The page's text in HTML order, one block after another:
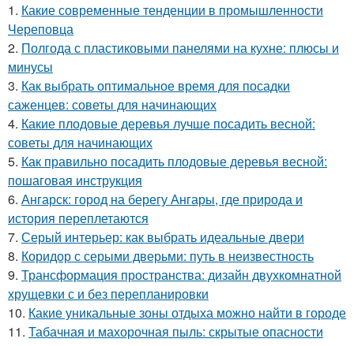
1. Какие современные тенденции в промышленности
Череповца
2. Полгода с пластиковыми панелями на кухне: плюсы и
минусы
3. Как выбрать оптимальное время для посадки
саженцев: советы для начинающих
4. Какие плодовые деревья лучше посадить весной:
советы для начинающих
5. Как правильно посадить плодовые деревья весной:
пошаговая инструкция
6. Ангарск: город на берегу Ангары, где природа и
история переплетаются
7. Серый интерьер: как выбрать идеальные двери
8. Коридор с серыми дверьми: путь в неизвестность
9. Трансформация пространства: дизайн двухкомнатной
хрущевки с и без перепланировки
10. Какие уникальные зоны отдыха можно найти в городе
11. Табачная и махорочная пыль: скрытые опасности